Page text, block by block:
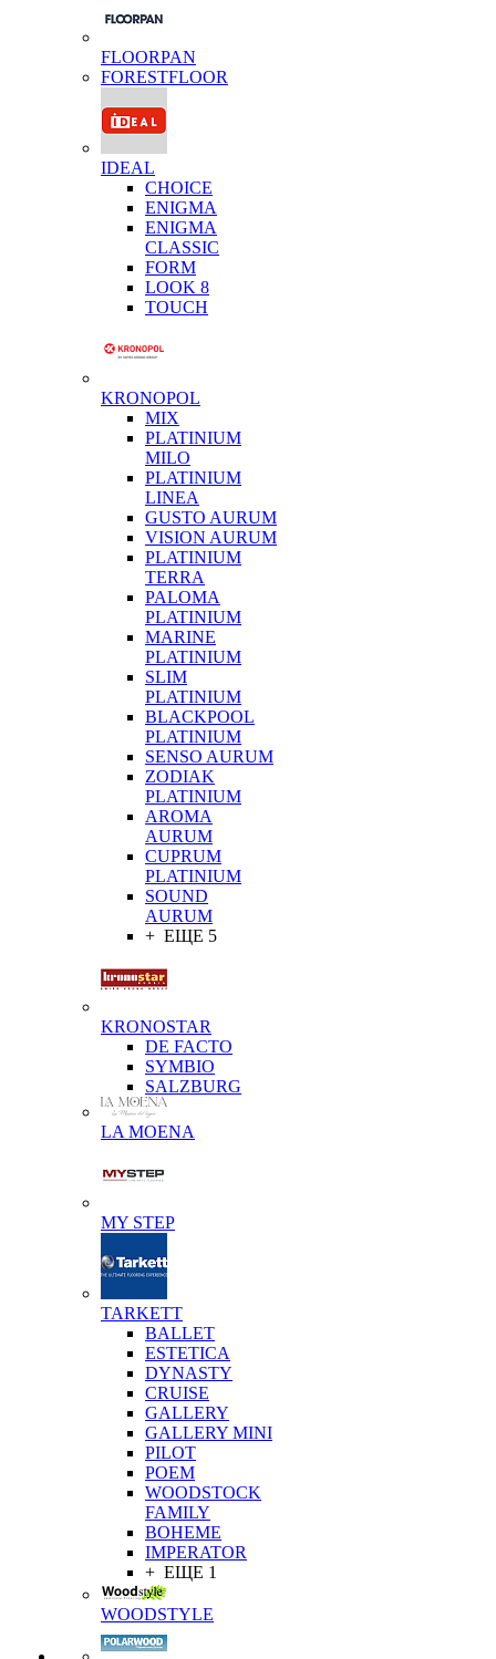
FLOORPAN
FORESTFLOOR
IDEAL
CHOICE
ENIGMA
ENIGMA
CLASSIC
FORM
LOOK 8
TOUCH
KRONOPOL
MIX
PLATINIUM
MILO
PLATINIUM
LINEA
GUSTO AURUM
VISION AURUM
PLATINIUM
TERRA
PALOMA
PLATINIUM
MARINE
PLATINIUM
SLIM
PLATINIUM
BLACKPOOL
PLATINIUM
SENSO AURUM
ZODIAK
PLATINIUM
AROMA
AURUM
CUPRUM
PLATINIUM
SOUND
AURUM
+ ЕЩЕ 5
KRONOSTAR
DE FACTO
SYMBIO
SALZBURG
LA MOENA
MY STEP
TARKETT
BALLET
ESTETICA
DYNASTY
CRUISE
GALLERY
GALLERY MINI
PILOT
POEM
WOODSTOCK
FAMILY
BOHEME
IMPERATOR
+ ЕЩЕ 1
WOODSTYLE